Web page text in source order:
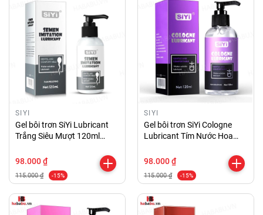
SIYI
Gel bôi trơn SiYi Lubricant
Trắng Siêu Mượt 120ml
98.000 ₫
115.000 ₫ -15%
SIYI
Gel bôi trơn SiYi Cologne
Lubricant Tím Nước Hoa
98.000 ₫
115.000 ₫ -15%